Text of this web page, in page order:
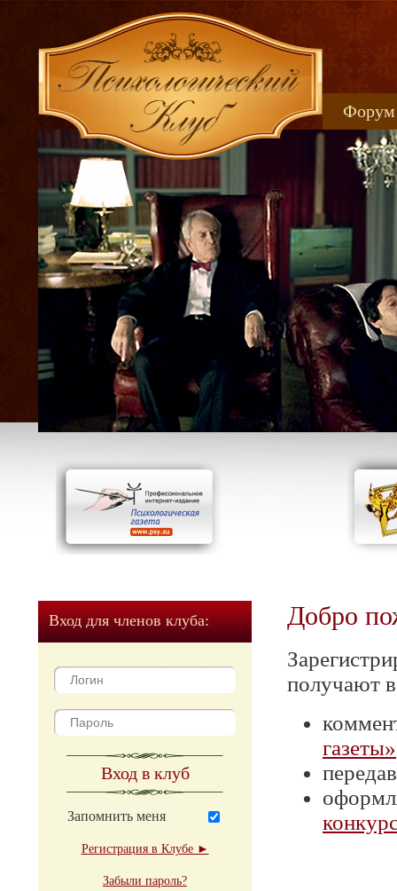
Форум
Вход для членов клуба:
Вход в клуб
Запомнить меня
Регистрация в Клубе ►
Забыли пароль?
Добро
получают
газеты»